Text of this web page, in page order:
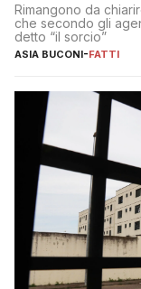
Rimangono da
che secondo gli
detto “il sorcio”
ASIA BUCONI-FATTI